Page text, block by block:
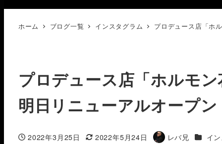
ホーム ブログ一覧 インスタグラム プロデュース店「ホ
プロデュース店「ホルモ
明日リニューアルオープン️
2022年3月25日 2022年5月24日 レバ兄 カテゴ
イ